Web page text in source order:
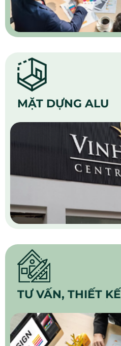
MẶT DỰNG ALU
TƯ VẤN, THIẾT KẾ & THI